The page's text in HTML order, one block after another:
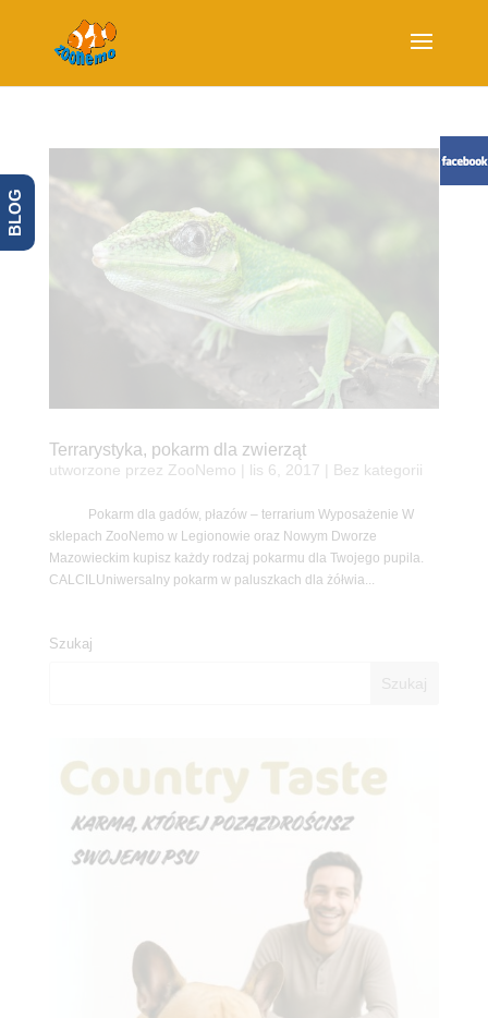
Terrarystyka, pokarm dla zwierząt
utworzone przez ZooNemo lis 6, 2017 | Bez kategorii
Pokarm dla gadów, płazów – terrarium Wyposażenie W
sklepach ZooNemo w Legionowie oraz Nowym Dworze
Mazowieckim kupisz każdy rodzaj pokarmu dla Twojego pupila.
CALCILUniwersalny pokarm w paluszkach dla żółwia...
Szukaj
BLOG